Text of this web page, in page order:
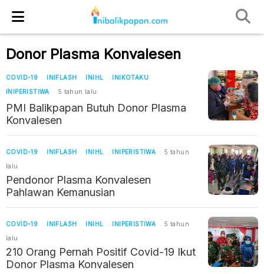
Donor Plasma Konvalesen
COVID-19 INIFLASH INIHL
INIKOTAKU
INIPERISTIWA
5 tahun lalu
PMI Balikpapan Butuh Donor Plasma
Konvalesen
COVID-19 INIFLASH INIHL INIPERISTIWA
5 tahun
lalu
Pendonor Plasma Konvalesen
Pahlawan Kemanusian
COVID-19 INIFLASH INIHL INIPERISTIWA
5 tahun
lalu
210 Orang Pernah Positif Covid-19 Ikut
Donor Plasma Konvalesen